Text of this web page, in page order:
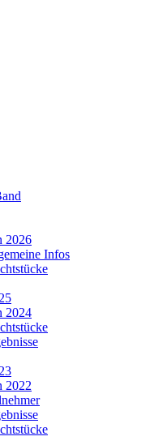
2026
Infos
2024
2022